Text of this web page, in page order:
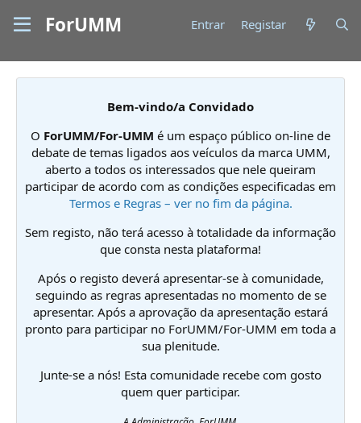
ForUMM Entrar Registar
Bem-vindo/a Convidado
O ForUMM/For-UMM é um espaço público on-line de
debate de temas ligados aos veículos da marca UMM,
aberto a todos os interessados que nele queiram
participar de acordo com as condições especificadas em
Termos e Regras – ver no fim da página.
Sem registo, não terá acesso à totalidade da informação
que consta nesta plataforma!
Após o registo deverá apresentar-se à comunidade,
seguindo as regras apresentadas no momento de se
apresentar. Após a aprovação da apresentação estará
pronto para participar no ForUMM/For-UMM em toda a
sua plenitude.
Junte-se a nós! Esta comunidade recebe com gosto
quem quer participar.